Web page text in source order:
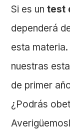
Si es untest
dependerá
esta
nuestras
de primer
¿Podrás